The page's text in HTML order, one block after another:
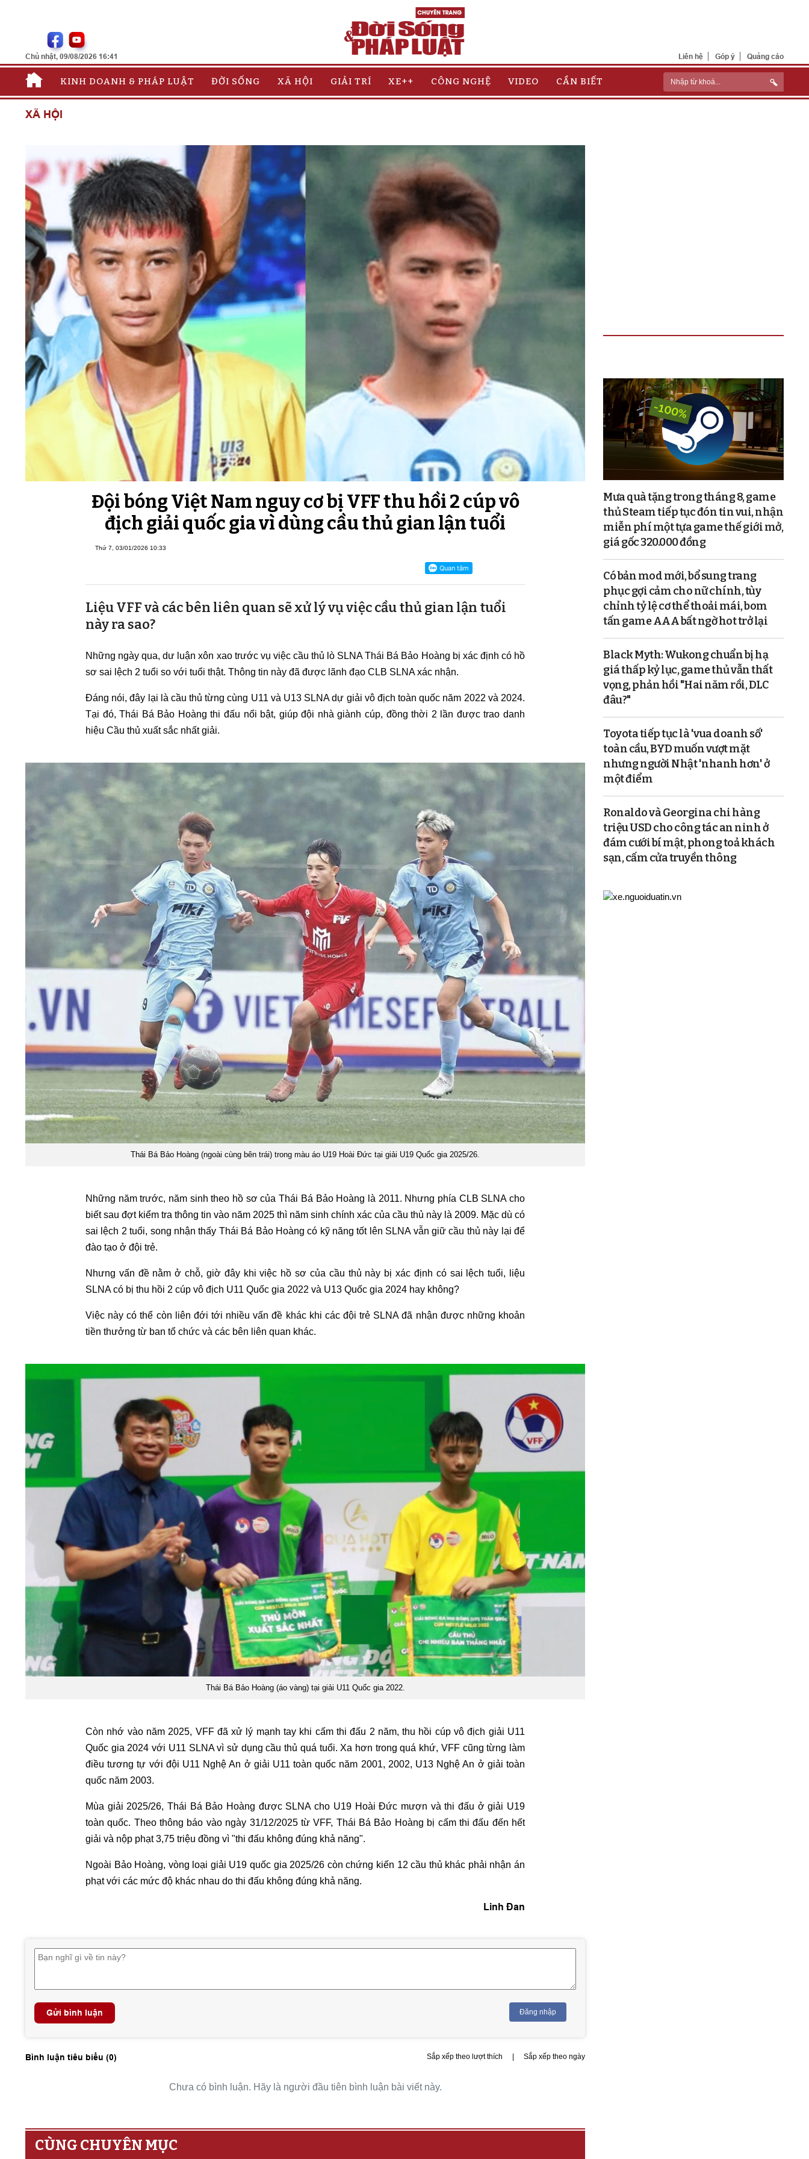
Chủ nhật, 09/08/2026 16:41 Liên hệ Góp ý Quảng cáo
KINH DOANH & PHÁP LUẬT ĐỜI SỐNG XÃ HỘI GIẢI TRÍ XE++ CÔNG NGHỆ VIDEO CẦN BIẾT
XÃ HỘI
Đội bóng Việt Nam nguy cơ bị VFF thu hồi 2 cúp vô
địch giải quốc gia vì dùng cầu thủ gian lận tuổi
Thứ 7, 03/01/2026 10:33
Liệu VFF và các bên liên quan sẽ xử lý vụ việc cầu thủ gian lận tuổi
này ra sao?
Những ngày qua, dư luận xôn xao trước vụ việc cầu thủ lò SLNA Thái Bá Bảo Hoàng bị xác định có hồ
sơ sai lệch 2 tuổi so với tuổi thật. Thông tin này đã được lãnh đạo CLB SLNA xác nhận.
Đáng nói, đây lại là cầu thủ từng cùng U11 và U13 SLNA dự giải vô địch toàn quốc năm 2022 và 2024.
Tại đó, Thái Bá Bảo Hoàng thi đấu nổi bật, giúp đội nhà giành cúp, đồng thời 2 lần được trao danh
hiệu Cầu thủ xuất sắc nhất giải.
Thái Bá Bảo Hoàng (ngoài cùng bên trái) trong màu áo U19 Hoài Đức tại giải U19 Quốc gia 2025/26.
Những năm trước, năm sinh theo hồ sơ của Thái Bá Bảo Hoàng là 2011. Nhưng phía CLB SLNA cho
biết sau đợt kiểm tra thông tin vào năm 2025 thì năm sinh chính xác của cầu thủ này là 2009. Mặc dù có
sai lệch 2 tuổi, song nhận thấy Thái Bá Bảo Hoàng có kỹ năng tốt lên SLNA vẫn giữ cầu thủ này lại để
đào tạo ở đội trẻ.
Nhưng vấn đề nằm ở chỗ, giờ đây khi việc hồ sơ của cầu thủ này bị xác định có sai lệch tuổi, liệu
SLNA có bị thu hồi 2 cúp vô địch U11 Quốc gia 2022 và U13 Quốc gia 2024 hay không?
Việc này có thể còn liên đới tới nhiều vấn đề khác khi các đội trẻ SLNA đã nhận được những khoản
tiền thưởng từ ban tổ chức và các bên liên quan khác.
Thái Bá Bảo Hoàng (áo vàng) tại giải U11 Quốc gia 2022.
Còn nhớ vào năm 2025, VFF đã xử lý mạnh tay khi cấm thi đấu 2 năm, thu hồi cúp vô địch giải U11
Quốc gia 2024 với U11 SLNA vì sử dụng cầu thủ quá tuổi. Xa hơn trong quá khứ, VFF cũng từng làm
điều tương tự với đội U11 Nghệ An ở giải U11 toàn quốc năm 2001, 2002, U13 Nghệ An ở giải toàn
quốc năm 2003.
Mùa giải 2025/26, Thái Bá Bảo Hoàng được SLNA cho U19 Hoài Đức mượn và thi đấu ở giải U19
toàn quốc. Theo thông báo vào ngày 31/12/2025 từ VFF, Thái Bá Bảo Hoàng bị cấm thi đấu đến hết
giải và nộp phạt 3,75 triệu đồng vì "thi đấu không đúng khả năng".
Ngoài Bảo Hoàng, vòng loại giải U19 quốc gia 2025/26 còn chứng kiến 12 cầu thủ khác phải nhận án
phạt với các mức độ khác nhau do thi đấu không đúng khả năng.
Linh Đan
Gửi bình luận Đăng nhập
Bình luận tiêu biểu (0) Sắp xếp theo lượt thích | Sắp xếp theo ngày
Chưa có bình luận. Hãy là người đầu tiên bình luận bài viết này.
CÙNG CHUYÊN MỤC
Mưa quà tặng trong tháng 8, game
thủ Steam tiếp tục đón tin vui, nhận
miễn phí một tựa game thế giới mở,
giá gốc 320.000 đồng
Có bản mod mới, bổ sung trang
phục gợi cảm cho nữ chính, tùy
chỉnh tỷ lệ cơ thể thoải mái, bom
tấn game AAA bất ngờ hot trở lại
Black Myth: Wukong chuẩn bị hạ
giá thấp kỷ lục, game thủ vẫn thất
vọng, phản hồi "Hai năm rồi, DLC
đâu?"
Toyota tiếp tục là 'vua doanh số'
toàn cầu, BYD muốn vượt mặt
nhưng người Nhật 'nhanh hơn' ở
một điểm
Ronaldo và Georgina chi hàng
triệu USD cho công tác an ninh ở
đám cưới bí mật, phong toả khách
sạn, cấm cửa truyền thông